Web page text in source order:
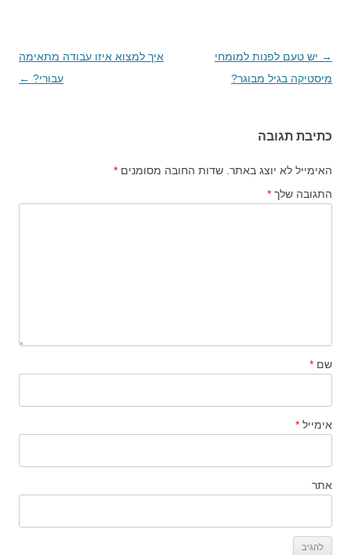
ניווט
בפוסטים
→ יש טעם לפנות למומחי
מיסטיקה בגיל מבוגר?
איך למצוא איזו עבודה מתאימה
עבורי? ←
כתיבת תגובה
האימייל לא יוצג באתר. שדות החובה מסומנים *
התגובה שלך *
שם *
אימייל *
אתר